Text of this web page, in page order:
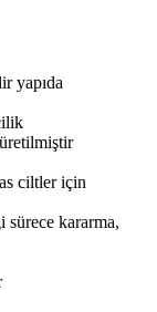
yapıda
ciltler için
sürece kararma,